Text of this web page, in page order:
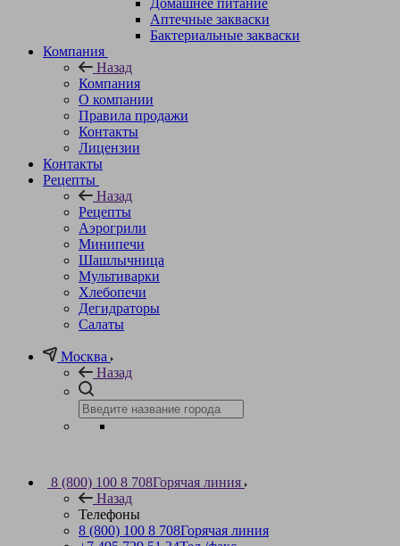
Домашнее питание
Аптечные закваски
Бактериальные закваски
Компания
Назад
Компания
О компании
Правила продажи
Контакты
Лицензии
Контакты
Рецепты
Назад
Рецепты
Аэрогрили
Минипечи
Шашлычница
Мультиварки
Хлебопечи
Дегидраторы
Салаты
Москва
Назад
8 (800) 100 8 708Горячая линия
Назад
Телефоны
8 (800) 100 8 708Горячая линия